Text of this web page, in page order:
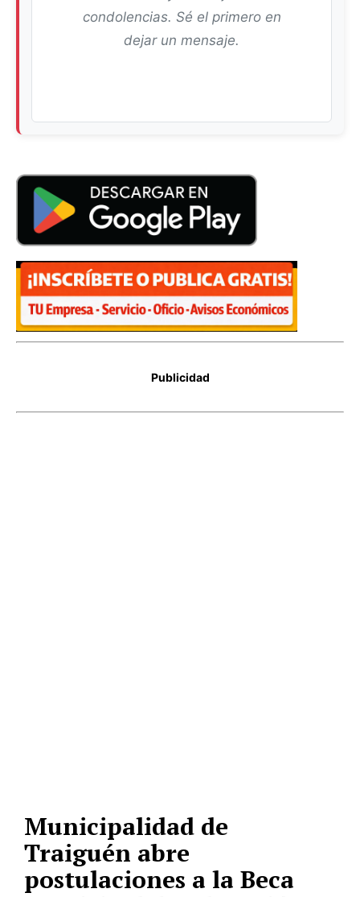
condolencias. Sé el primero en
dejar un mensaje.
Publicidad